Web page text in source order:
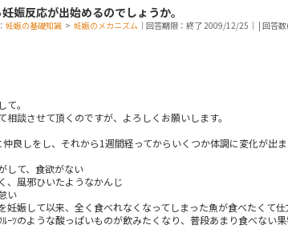
娠反応が出始めるのでしょうか。
妊娠の基礎知識 > 妊娠のメカニズム ｜回答期限：終了 2009/12/25｜ | 回答
て。
相談させて頂くのですが、よろしくお願いします。
良しをし、それから1週間経ってからいくつか体調に変化が出ま
して、食欲がない
、風邪ひいたようなかんじ
い
妊娠して以来、全く食べれなくなってしまった魚が食べたくて仕
ｰﾂのような酸っぱいものが飲みたくなり、普段あまり食べない